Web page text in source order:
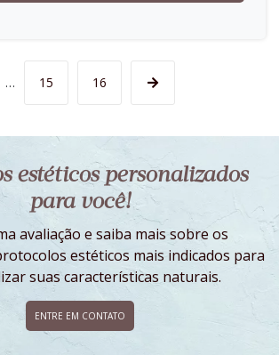
… 15 16
estéticos personalizados
para você!
avaliação e saiba mais sobre os
estéticos mais indicados para
suas características naturais.
ENTRE EM CONTATO